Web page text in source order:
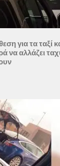
για τα ταξί
να αλλάζει